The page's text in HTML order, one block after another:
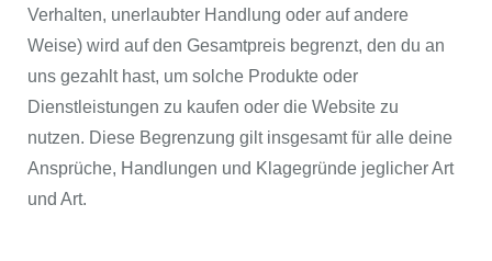
Verhalten, unerlaubter Handlung oder auf andere
Weise) wird auf den Gesamtpreis begrenzt, den du an
uns gezahlt hast, um solche Produkte oder
Dienstleistungen zu kaufen oder die Website zu
nutzen. Diese Begrenzung gilt insgesamt für alle deine
Ansprüche, Handlungen und Klagegründe jeglicher Art
und Art.